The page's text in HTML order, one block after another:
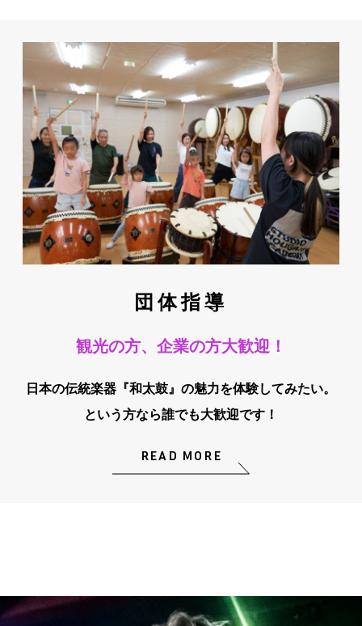
団体指導
観光の方、企業の方大歓迎！
日本の伝統楽器『和太鼓』の魅力を体験してみたい。
という方なら誰でも大歓迎です！
READ MORE